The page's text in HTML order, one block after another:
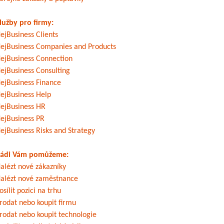
pro firmy:
Clients
Companies and Products
Connection
Consulting
Finance
Help
HR
PR
Risks and Strategy
Vám pomůžeme:
nové zákazníky
nové zaměstnance
pozici na trhu
nebo koupit firmu
nebo koupit technologie